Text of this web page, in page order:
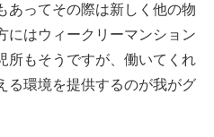
あってその際は新しく他の物
にはウィークリーマンション
所もそうですが、働いてくれ
る環境を提供するのが我がグ